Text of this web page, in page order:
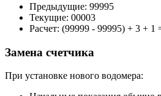
Предыдущие: 99995
Текущие: 00003
Расчет: (99999 - 99995) + 3 + 1
Замена счетчика
При установке нового водомера: